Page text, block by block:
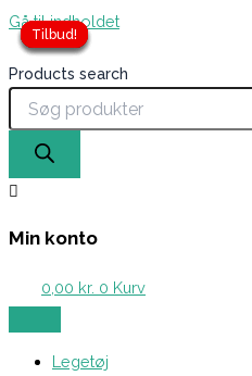
Gå til indholdet
Products search
Min konto
0,00 kr. 0 Kurv
Legetøj
Tilbud!
Tilbud!
Tilbud!
Tilbud!
Tilbud!
Tilbud!